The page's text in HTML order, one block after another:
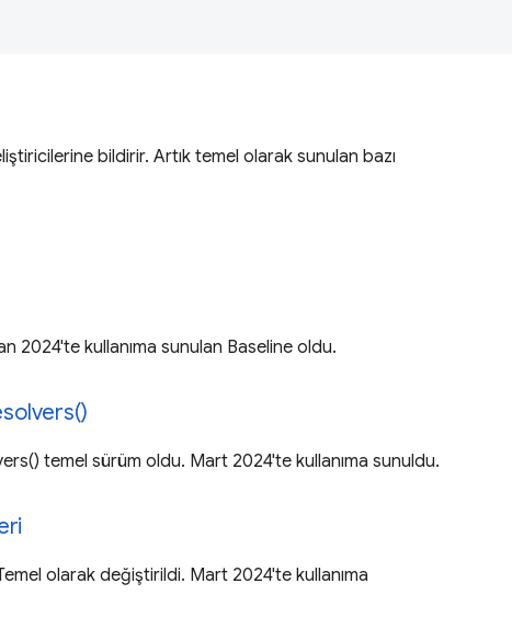
bildirir. Artık temel olarak sunulan bazı
2024'te kullanıma sunulan Baseline oldu.
temel sürüm oldu. Mart 2024'te kullanıma sunuldu.
olarak değiştirildi. Mart 2024'te kullanıma